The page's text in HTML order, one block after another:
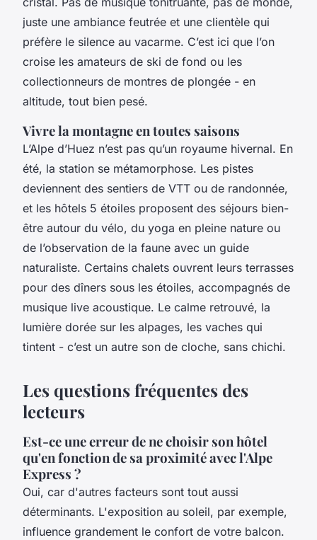
juste une ambiance feutrée et une clientèle qui
préfère le silence au vacarme. C’est ici que l’on
croise les amateurs de ski de fond ou les
collectionneurs de montres de plongée - en
altitude, tout bien pesé.
Vivre la montagne en toutes saisons
L’Alpe d’Huez n’est pas qu’un royaume hivernal. En
été, la station se métamorphose. Les pistes
deviennent des sentiers de VTT ou de randonnée,
et les hôtels 5 étoiles proposent des séjours bien-
être autour du vélo, du yoga en pleine nature ou
de l’observation de la faune avec un guide
naturaliste. Certains chalets ouvrent leurs terrasses
pour des dîners sous les étoiles, accompagnés de
musique live acoustique. Le calme retrouvé, la
lumière dorée sur les alpages, les vaches qui
tintent - c’est un autre son de cloche, sans chichi.
Les questions fréquentes des
lecteurs
Est-ce une erreur de ne choisir son hôtel
qu'en fonction de sa proximité avec l'Alpe
Express ?
Oui, car d'autres facteurs sont tout aussi
déterminants. L'exposition au soleil, par exemple,
influence grandement le confort de votre balcon.